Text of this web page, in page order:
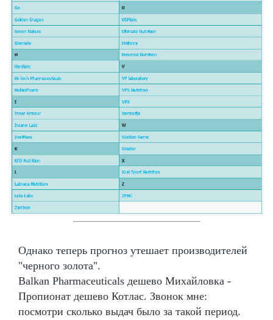
Однако теперь прогноз утешает производителей
"черного золота".
Balkan Pharmaceuticals дешево Михайловка -
Пропионат дешево Котлас. Звонок мне:
посмотри сколько выдач было за такой период.